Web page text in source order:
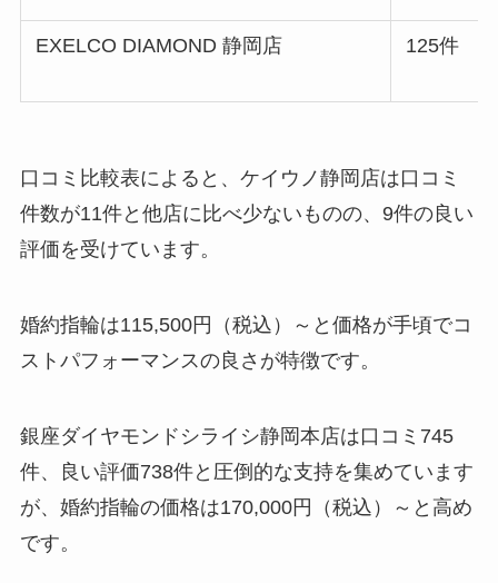
EXELCO DIAMOND 静岡店 125件
口コミ比較表によると、ケイウノ静岡店は口コミ
件数が11件と他店に比べ少ないものの、9件の良い
評価を受けています。
婚約指輪は115,500円（税込）～と価格が手頃でコ
ストパフォーマンスの良さが特徴です。
銀座ダイヤモンドシライシ静岡本店は口コミ745
件、良い評価738件と圧倒的な支持を集めています
が、婚約指輪の価格は170,000円（税込）～と高め
です。